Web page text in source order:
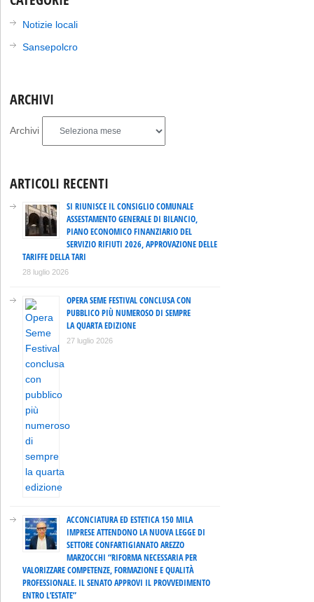
Notizie locali
Sansepolcro
ARCHIVI
Archivi
ARTICOLI RECENTI
SI RIUNISCE IL CONSIGLIO COMUNALE
ASSESTAMENTO GENERALE DI BILANCIO,
PIANO ECONOMICO FINANZIARIO DEL
SERVIZIO RIFIUTI 2026, APPROVAZIONE DELLE
TARIFFE DELLA TARI
28 luglio 2026
OPERA SEME FESTIVAL CONCLUSA CON
PUBBLICO PIÙ NUMEROSO DI SEMPRE
LA QUARTA EDIZIONE
27 luglio 2026
ACCONCIATURA ED ESTETICA 150 MILA
IMPRESE ATTENDONO LA NUOVA LEGGE DI
SETTORE CONFARTIGIANATO AREZZO
MARZOCCHI “RIFORMA NECESSARIA PER
VALORIZZARE COMPETENZE, FORMAZIONE E QUALITÀ
PROFESSIONALE. IL SENATO APPROVI IL PROVVEDIMENTO
ENTRO L’ESTATE”